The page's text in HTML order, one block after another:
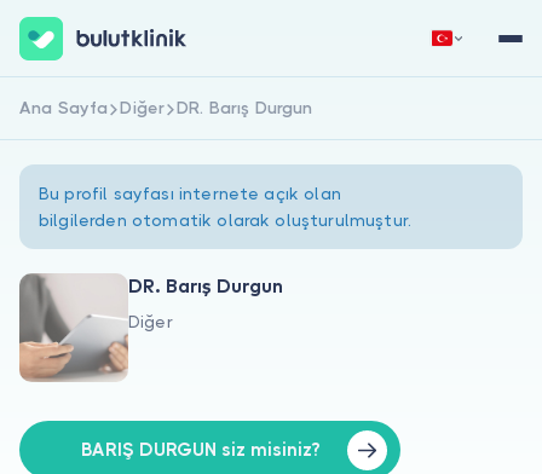
Hakkımızda
Doktorlar için
Hemen Kaydol
Ana Sayfa Diğer DR. Barış Durgun
Bu profil sayfası internete açık olan
bilgilerden otomatik olarak oluşturulmuştur.
DR. Barış Durgun
Diğer
BARIŞ DURGUN siz misiniz?